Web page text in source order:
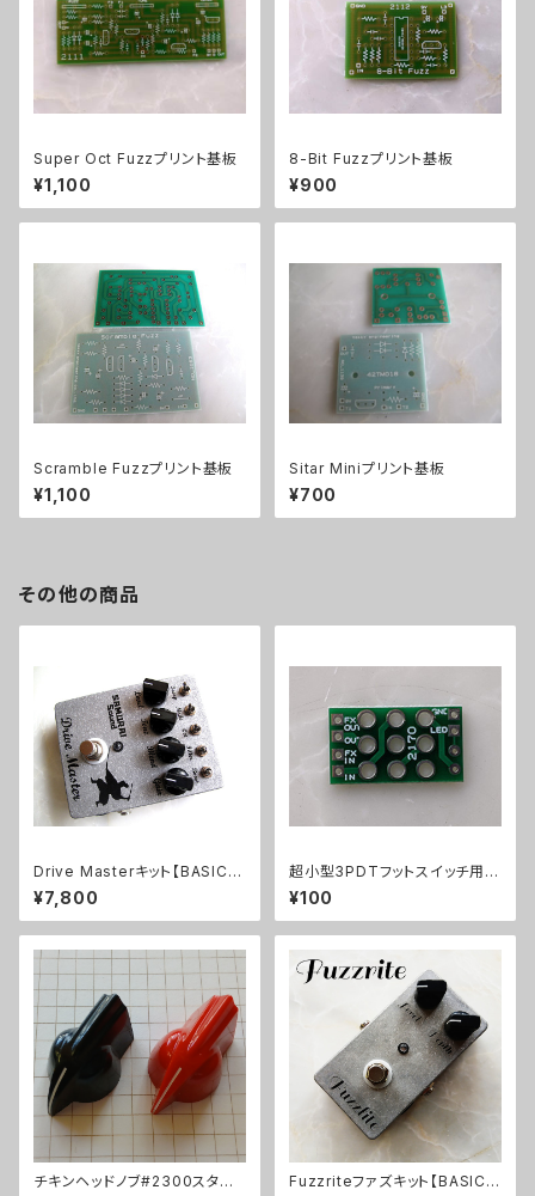
Super Oct Fuzzプリント基板
¥1,100
8-Bit Fuzzプリント基板
¥900
Scramble Fuzzプリント基板
¥1,100
Sitar Miniプリント基板
¥700
その他の商品
Drive Masterキット【BASIC K
IT】
¥7,800
超小型3PDTフットスイッチ用プ
リント基板トゥルーバイパス用21
70
¥100
チキンヘッドノブ#2300スタイ
Fuzzriteファズキット【BASIC K